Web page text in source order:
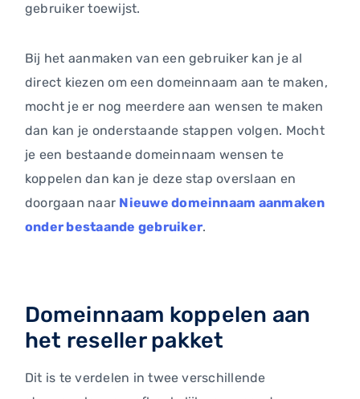
gebruiker toewijst.
Bij het aanmaken van een gebruiker kan je al
direct kiezen om een domeinnaam aan te maken,
mocht je er nog meerdere aan wensen te maken
dan kan je onderstaande stappen volgen. Mocht
je een bestaande domeinnaam wensen te
koppelen dan kan je deze stap overslaan en
doorgaan naar Nieuwe domeinnaam aanmaken
onder bestaande gebruiker.
Domeinnaam koppelen aan
het reseller pakket
Dit is te verdelen in twee verschillende